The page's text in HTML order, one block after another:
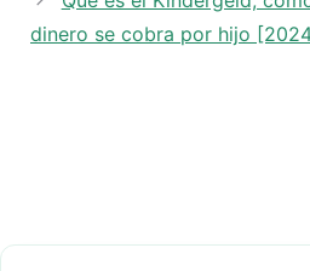
dinero se cobra por hijo